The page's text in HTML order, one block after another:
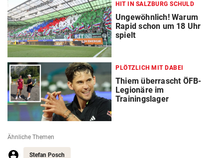
HIT IN SALZBURG SCHULD
Ungewöhnlich! Warum
Rapid schon um 18 Uhr
spielt
PLÖTZLICH MIT DABEI
Thiem überrascht ÖFB-
Legionäre im
Trainingslager
Ähnliche Themen
Stefan Posch